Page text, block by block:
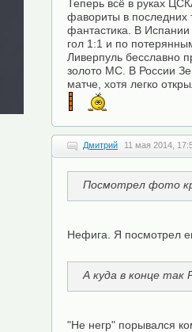
Теперь всё в руках
фавориты в последних
фантастика. В Испании
гол 1:1 и по
Ливерпуль бесславно
золото МС. В России
матче, хотя легко
Дмитрий 11 мая 2014,
Посмотрел фото
Нефига. Я посмотрел
А куда в конце так
"Не негр" порывался